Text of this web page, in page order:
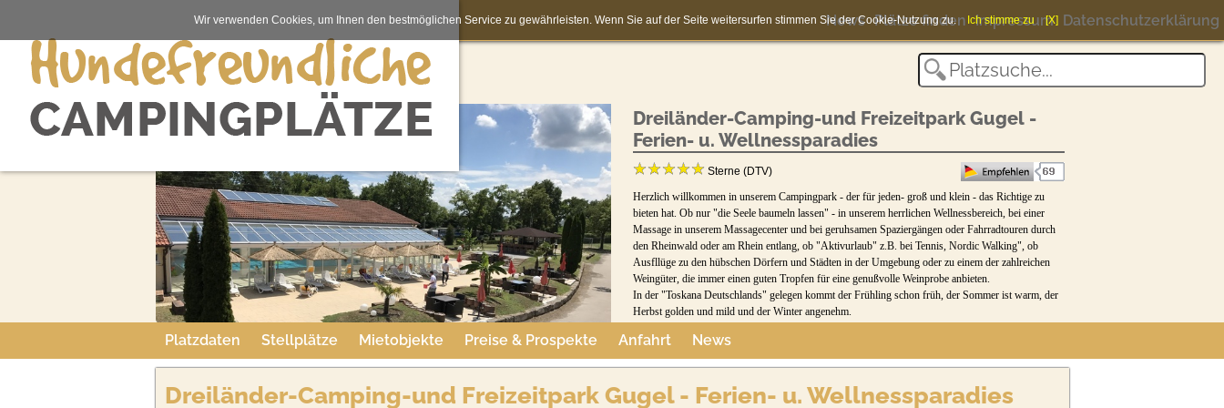
News Plätze finden Impressum Datenschutzerklärung
Dreiländer-Camping-und Freizeitpark Gugel -
Ferien- u. Wellnessparadies
Sterne (DTV)
Herzlich willkommen in unserem Campingpark - der für jeden- groß und klein - das Richtige zu
bieten hat. Ob nur "die Seele baumeln lassen" - in unserem herrlichen Wellnessbereich, bei einer
Massage in unserem Massagecenter und bei geruhsamen Spaziergängen oder Fahrradtouren durch
den Rheinwald oder am Rhein entlang, ob "Aktivurlaub" z.B. bei Tennis, Nordic Walking", ob
Ausfllüge zu den hübschen Dörfern und Städten in der Umgebung oder zu einem der zahlreichen
Weingüter, die immer einen guten Tropfen für eine genußvolle Weinprobe anbieten.
In der "Toskana Deutschlands" gelegen kommt der Frühling schon früh, der Sommer ist warm, der
Herbst golden und mild und der Winter angenehm.
Sie ein gutes Essen in unserem schönen Restaurant "Au Savoir Vivre"mit leckeren Fleisch-, und
Fischgerichten, hausgemachten Pastaspezialitäten und Pizzen aus dem Holzofen ! oder versorgen
NEU: GLASFASERANSCHLUSS UND FREIES W-LAN AUF DEM CAMPINGGELÄNDE!
Platzdaten Stellplätze Mietobjekte Preise & Prospekte Anfahrt News
Dreiländer-Camping-und Freizeitpark Gugel - Ferien- u. Wellnessparadies
Wir verwenden Cookies, um Ihnen den bestmöglichen Service zu gewährleisten. Wenn Sie auf der Seite weitersurfen stimmen Sie der Cookie-Nutzung zu. Ich stimme zu [X]